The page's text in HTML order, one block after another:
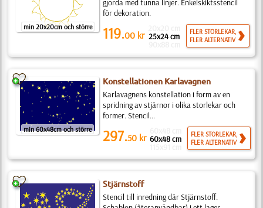
min 20x20cm och större
gjorda med tunna linjer. Enkelskiktsstencil
för dekoration.
119.00 kr 25x24 cm
FLER STORLEKAR,
FLER ALTERNATIV
min 60x48cm och större
Konstellationen Karlavagnen
Karlavagnens konstellation i form av en
spridning av stjärnor i olika storlekar och
former. Stencil...
297.50 kr 60x48 cm
FLER STORLEKAR,
FLER ALTERNATIV
Stjärnstoff
Stencil till inredning där Stjärnstoff.